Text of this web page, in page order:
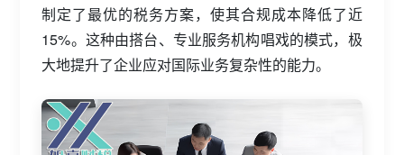
制定了最优的税务方案，使其合规成本降低了近
15%。这种由搭台、专业服务机构唱戏的模式，极
大地提升了企业应对国际业务复杂性的能力。